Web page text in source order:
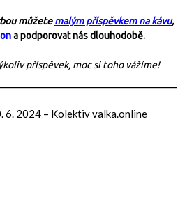
můžetemalým příspěvkem na kávu,
a podporovat nás dlouhodobě.
příspěvek, moc si toho vážíme!
6. 2024– Kolektiv valka.online